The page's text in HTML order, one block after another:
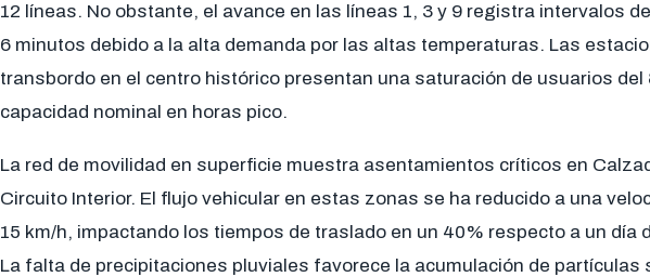
12 líneas. No obstante, el avance en las líneas 1, 3 y 9 registra intervalos
6 minutos debido a la alta demanda por las altas temperaturas. Las
transbordo en el centro histórico presentan una saturación de usuarios del
capacidad nominal en horas pico.
La red de movilidad en superficie muestra asentamientos críticos en
Circuito Interior. El flujo vehicular en estas zonas se ha reducido a una
15 km/h, impactando los tiempos de traslado en un 40% respecto a un día
La falta de precipitaciones pluviales favorece la acumulación de partículas